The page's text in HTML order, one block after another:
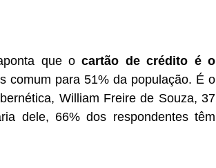
que ocartão de crédito é o
comum para 51% da população. É o
William Freire de Souza, 37
dele, 66% dos respondentes têm